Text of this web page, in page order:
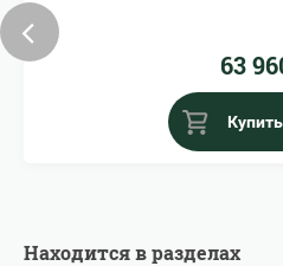
63
Находится в разделах